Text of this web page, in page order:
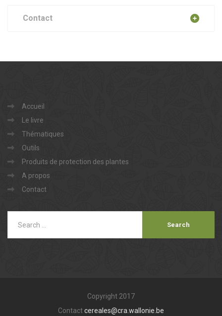
Contact
Accueil
Le livre
Thématiques
Outils
Produits de protection des plantes
A propos
Contact
Copyright 2017
Contactcereales@cra.wallonie.be